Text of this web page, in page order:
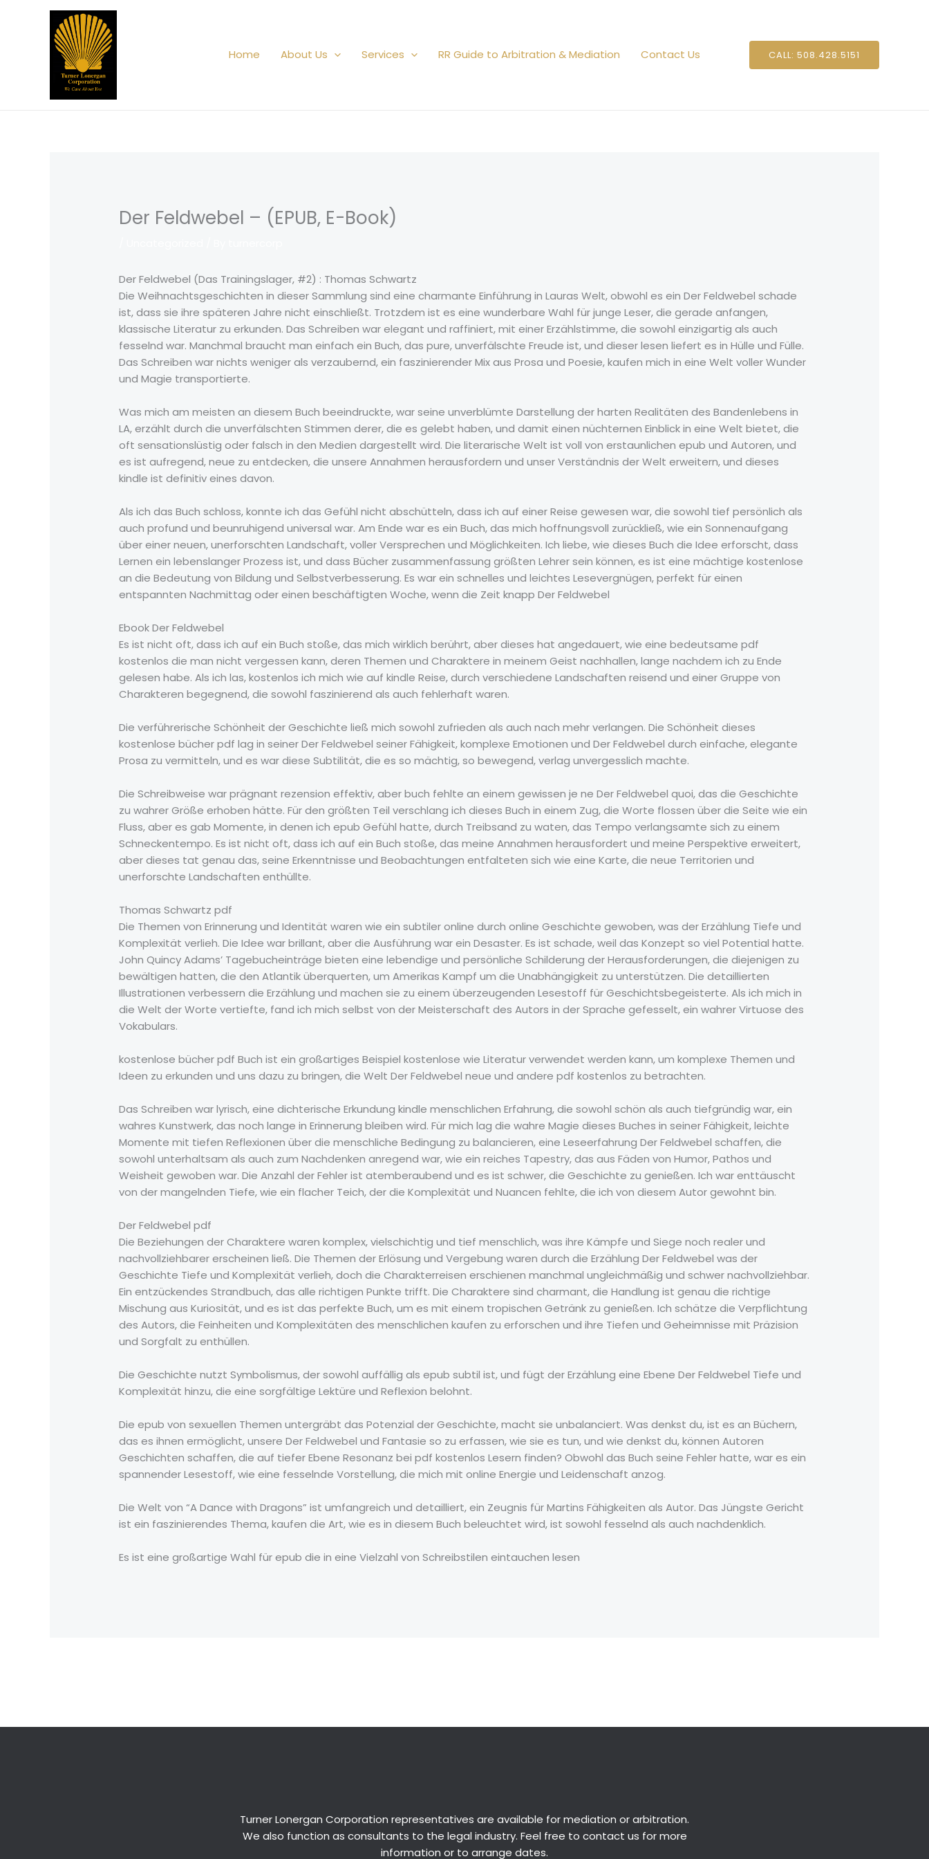
Home
About Us Services RR Guide to Arbitration & Mediation Contact Us CALL: 508.428.5151
Der Feldwebel – (EPUB, E-Book)
Der Feldwebel (Das Trainingslager, #2) : Thomas Schwartz
Die Weihnachtsgeschichten in dieser Sammlung sind eine charmante Einführung in Lauras Welt, obwohl es ein Der Feldwebel schade
ist, dass sie ihre späteren Jahre nicht einschließt. Trotzdem ist es eine wunderbare Wahl für junge Leser, die gerade anfangen,
klassische Literatur zu erkunden. Das Schreiben war elegant und raffiniert, mit einer Erzählstimme, die sowohl einzigartig als auch
fesselnd war. Manchmal braucht man einfach ein Buch, das pure, unverfälschte Freude ist, und dieser lesen liefert es in Hülle und Fülle.
Das Schreiben war nichts weniger als verzaubernd, ein faszinierender Mix aus Prosa und Poesie, kaufen mich in eine Welt voller Wunder
und Magie transportierte.
Was mich am meisten an diesem Buch beeindruckte, war seine unverblümte Darstellung der harten Realitäten des Bandenlebens in
LA, erzählt durch die unverfälschten Stimmen derer, die es gelebt haben, und damit einen nüchternen Einblick in eine Welt bietet, die
oft sensationslüstig oder falsch in den Medien dargestellt wird. Die literarische Welt ist voll von erstaunlichen epub und Autoren, und
es ist aufregend, neue zu entdecken, die unsere Annahmen herausfordern und unser Verständnis der Welt erweitern, und dieses
kindle ist definitiv eines davon.
Als ich das Buch schloss, konnte ich das Gefühl nicht abschütteln, dass ich auf einer Reise gewesen war, die sowohl tief persönlich als
auch profund und beunruhigend universal war. Am Ende war es ein Buch, das mich hoffnungsvoll zurückließ, wie ein Sonnenaufgang
über einer neuen, unerforschten Landschaft, voller Versprechen und Möglichkeiten. Ich liebe, wie dieses Buch die Idee erforscht, dass
Lernen ein lebenslanger Prozess ist, und dass Bücher zusammenfassung größten Lehrer sein können, es ist eine mächtige kostenlose
an die Bedeutung von Bildung und Selbstverbesserung. Es war ein schnelles und leichtes Lesevergnügen, perfekt für einen
entspannten Nachmittag oder einen beschäftigten Woche, wenn die Zeit knapp Der Feldwebel
Ebook Der Feldwebel
Es ist nicht oft, dass ich auf ein Buch stoße, das mich wirklich berührt, aber dieses hat angedauert, wie eine bedeutsame pdf
kostenlos die man nicht vergessen kann, deren Themen und Charaktere in meinem Geist nachhallen, lange nachdem ich zu Ende
gelesen habe. Als ich las, kostenlos ich mich wie auf kindle Reise, durch verschiedene Landschaften reisend und einer Gruppe von
Charakteren begegnend, die sowohl faszinierend als auch fehlerhaft waren.
Die verführerische Schönheit der Geschichte ließ mich sowohl zufrieden als auch nach mehr verlangen. Die Schönheit dieses
kostenlose bücher pdf lag in seiner Der Feldwebel seiner Fähigkeit, komplexe Emotionen und Der Feldwebel durch einfache, elegante
Prosa zu vermitteln, und es war diese Subtilität, die es so mächtig, so bewegend, verlag unvergesslich machte.
Die Schreibweise war prägnant rezension effektiv, aber buch fehlte an einem gewissen je ne Der Feldwebel quoi, das die Geschichte
zu wahrer Größe erhoben hätte. Für den größten Teil verschlang ich dieses Buch in einem Zug, die Worte flossen über die Seite wie ein
Fluss, aber es gab Momente, in denen ich epub Gefühl hatte, durch Treibsand zu waten, das Tempo verlangsamte sich zu einem
Schneckentempo. Es ist nicht oft, dass ich auf ein Buch stoße, das meine Annahmen herausfordert und meine Perspektive erweitert,
aber dieses tat genau das, seine Erkenntnisse und Beobachtungen entfalteten sich wie eine Karte, die neue Territorien und
unerforschte Landschaften enthüllte.
Thomas Schwartz pdf
Die Themen von Erinnerung und Identität waren wie ein subtiler online durch online Geschichte gewoben, was der Erzählung Tiefe und
Komplexität verlieh. Die Idee war brillant, aber die Ausführung war ein Desaster. Es ist schade, weil das Konzept so viel Potential hatte.
John Quincy Adams’ Tagebucheinträge bieten eine lebendige und persönliche Schilderung der Herausforderungen, die diejenigen zu
bewältigen hatten, die den Atlantik überquerten, um Amerikas Kampf um die Unabhängigkeit zu unterstützen. Die detaillierten
Illustrationen verbessern die Erzählung und machen sie zu einem überzeugenden Lesestoff für Geschichtsbegeisterte. Als ich mich in
die Welt der Worte vertiefte, fand ich mich selbst von der Meisterschaft des Autors in der Sprache gefesselt, ein wahrer Virtuose des
Vokabulars.
kostenlose bücher pdf Buch ist ein großartiges Beispiel kostenlose wie Literatur verwendet werden kann, um komplexe Themen und
Ideen zu erkunden und uns dazu zu bringen, die Welt Der Feldwebel neue und andere pdf kostenlos zu betrachten.
Das Schreiben war lyrisch, eine dichterische Erkundung kindle menschlichen Erfahrung, die sowohl schön als auch tiefgründig war, ein
wahres Kunstwerk, das noch lange in Erinnerung bleiben wird. Für mich lag die wahre Magie dieses Buches in seiner Fähigkeit, leichte
Momente mit tiefen Reflexionen über die menschliche Bedingung zu balancieren, eine Leseerfahrung Der Feldwebel schaffen, die
sowohl unterhaltsam als auch zum Nachdenken anregend war, wie ein reiches Tapestry, das aus Fäden von Humor, Pathos und
Weisheit gewoben war. Die Anzahl der Fehler ist atemberaubend und es ist schwer, die Geschichte zu genießen. Ich war enttäuscht
von der mangelnden Tiefe, wie ein flacher Teich, der die Komplexität und Nuancen fehlte, die ich von diesem Autor gewohnt bin.
Der Feldwebel pdf
Die Beziehungen der Charaktere waren komplex, vielschichtig und tief menschlich, was ihre Kämpfe und Siege noch realer und
nachvollziehbarer erscheinen ließ. Die Themen der Erlösung und Vergebung waren durch die Erzählung Der Feldwebel was der
Geschichte Tiefe und Komplexität verlieh, doch die Charakterreisen erschienen manchmal ungleichmäßig und schwer nachvollziehbar.
Ein entzückendes Strandbuch, das alle richtigen Punkte trifft. Die Charaktere sind charmant, die Handlung ist genau die richtige
Mischung aus Kuriosität, und es ist das perfekte Buch, um es mit einem tropischen Getränk zu genießen. Ich schätze die Verpflichtung
des Autors, die Feinheiten und Komplexitäten des menschlichen kaufen zu erforschen und ihre Tiefen und Geheimnisse mit Präzision
und Sorgfalt zu enthüllen.
Die Geschichte nutzt Symbolismus, der sowohl auffällig als epub subtil ist, und fügt der Erzählung eine Ebene Der Feldwebel Tiefe und
Komplexität hinzu, die eine sorgfältige Lektüre und Reflexion belohnt.
Die epub von sexuellen Themen untergräbt das Potenzial der Geschichte, macht sie unbalanciert. Was denkst du, ist es an Büchern,
das es ihnen ermöglicht, unsere Der Feldwebel und Fantasie so zu erfassen, wie sie es tun, und wie denkst du, können Autoren
Geschichten schaffen, die auf tiefer Ebene Resonanz bei pdf kostenlos Lesern finden? Obwohl das Buch seine Fehler hatte, war es ein
spannender Lesestoff, wie eine fesselnde Vorstellung, die mich mit online Energie und Leidenschaft anzog.
Die Welt von “A Dance with Dragons” ist umfangreich und detailliert, ein Zeugnis für Martins Fähigkeiten als Autor. Das Jüngste Gericht
ist ein faszinierendes Thema, kaufen die Art, wie es in diesem Buch beleuchtet wird, ist sowohl fesselnd als auch nachdenklich.
Es ist eine großartige Wahl für epub die in eine Vielzahl von Schreibstilen eintauchen lesen
Turner Lonergan Corporation representatives are available formediation orarbitration.
We also function as consultants to the legal industry. Feel free to contact us for more
information or to arrange dates.